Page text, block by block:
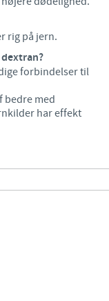
rig på jern.
forbindelser til
bedre med
har effekt